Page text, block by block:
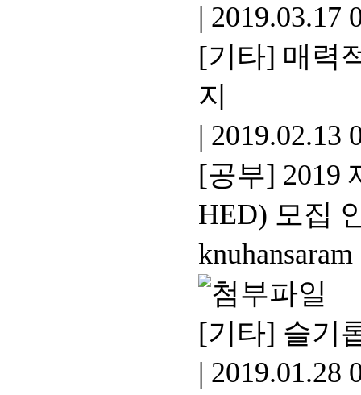
| 2019.03.17
[기타] 매력
지
| 2019.02.13
[공부] 2019
HED) 모집
knuhansaram
[기타] 슬기
| 2019.01.28